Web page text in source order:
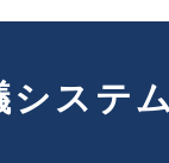
ステ